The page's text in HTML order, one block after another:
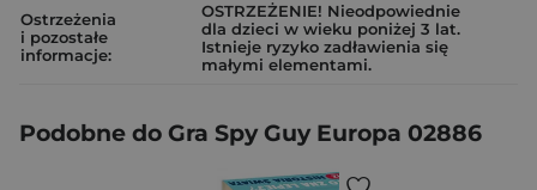
Ostrzeżenia
i pozostałe
informacje:
OSTRZEŻENIE! Nieodpowiednie
dla dzieci w wieku poniżej 3 lat.
Istnieje ryzyko zadławienia się
małymi elementami.
Podobne do Gra Spy Guy Europa 02886